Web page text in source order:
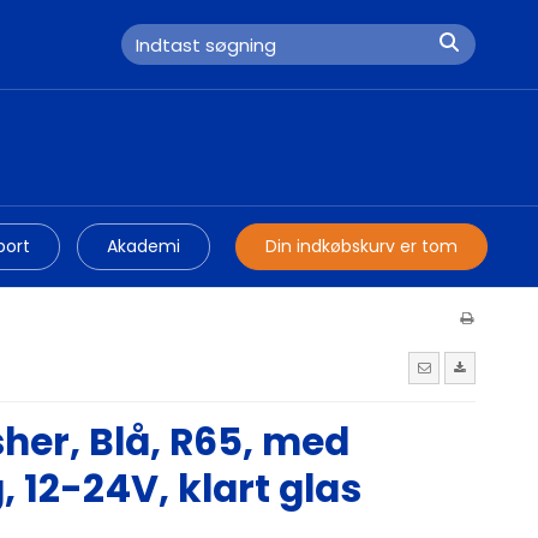
Akademi Din indkøbskurv er tom
Blå, R65, med
24V, klart glas